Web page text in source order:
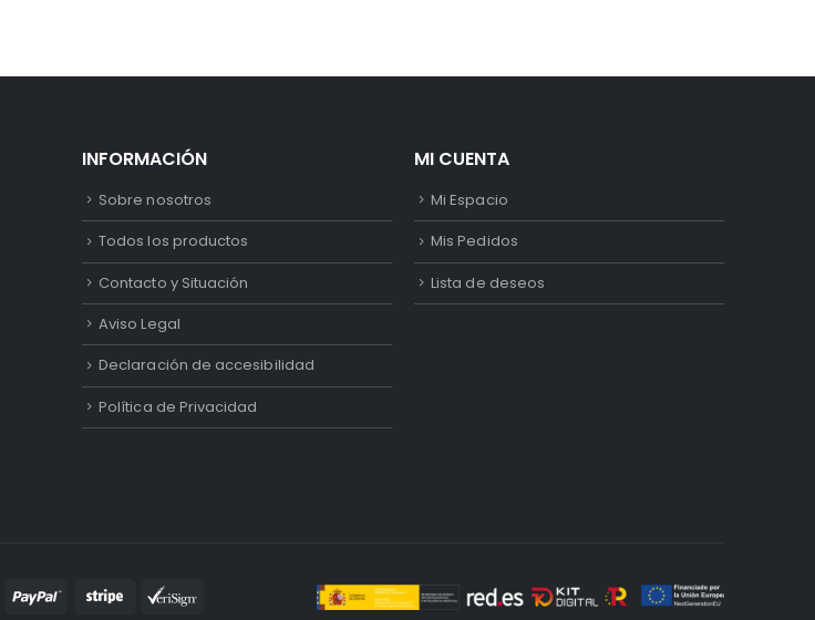
INFORMACIÓN
Sobre nosotros
Todos los productos
Contacto y Situación
Aviso Legal
Declaración de accesibilidad
Política de Privacidad
MI CUENTA
Mi Espacio
Mis Pedidos
Lista de deseos